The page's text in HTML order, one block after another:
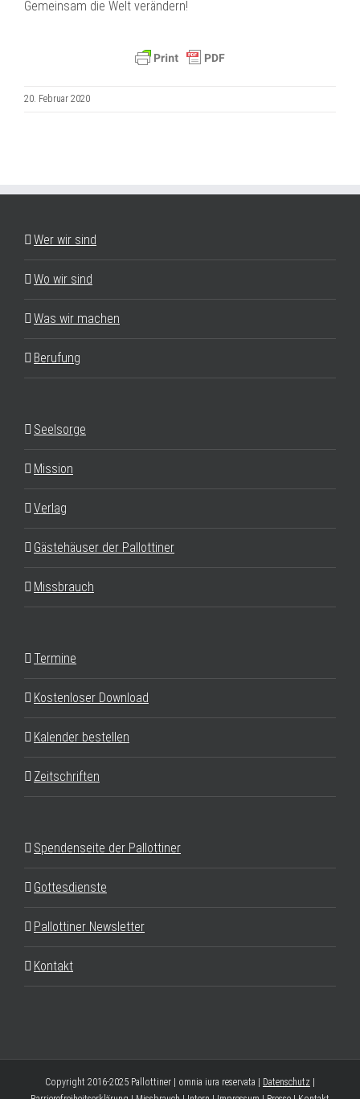
Gemeinsam die Welt verändern!
20. Februar 2020
Wer wir sind
Wo wir sind
Was wir machen
Berufung
Seelsorge
Mission
Verlag
Gästehäuser der Pallottiner
Missbrauch
Termine
Kostenloser Download
Kalender bestellen
Zeitschriften
Spendenseite der Pallottiner
Gottesdienste
Pallottiner Newsletter
Kontakt
Copyright 2016-2025 Pallottiner | omnia iura reservata | Datenschutz